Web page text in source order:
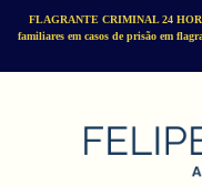
FLAGRANTE CRIMINAL 24
familiares em casos de prisão em